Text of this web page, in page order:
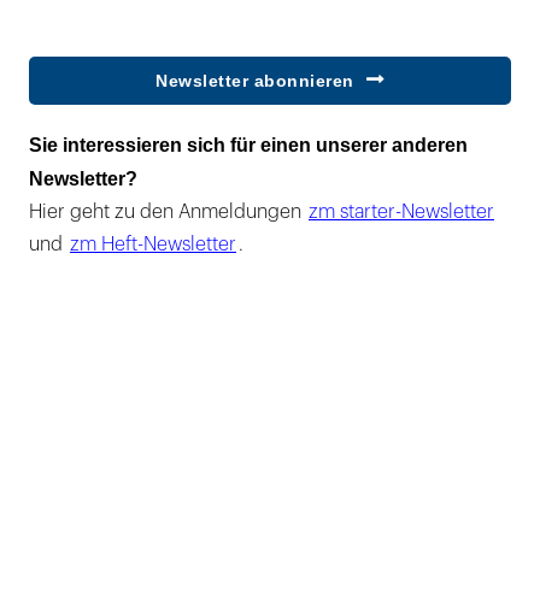
Newsletter abonnieren
Sie interessieren sich für einen unserer anderen
Newsletter?
Hier geht zu den Anmeldungen zm starter-Newsletter
und zm Heft-Newsletter .